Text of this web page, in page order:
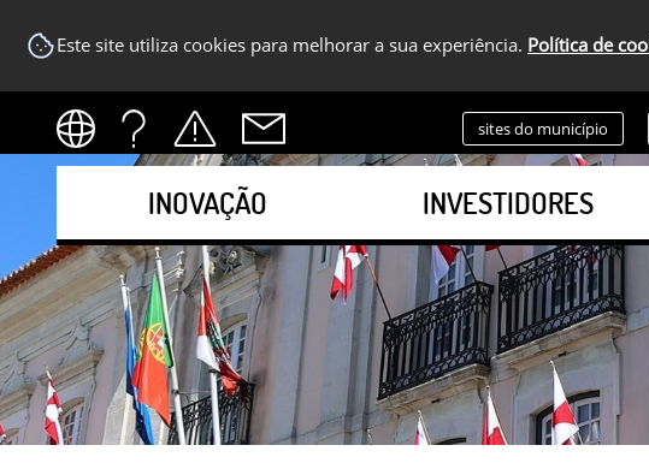
Este site utiliza cookies para melhorar a sua experiência. Política de
sites do município
INOVAÇÃO INVESTIDORES